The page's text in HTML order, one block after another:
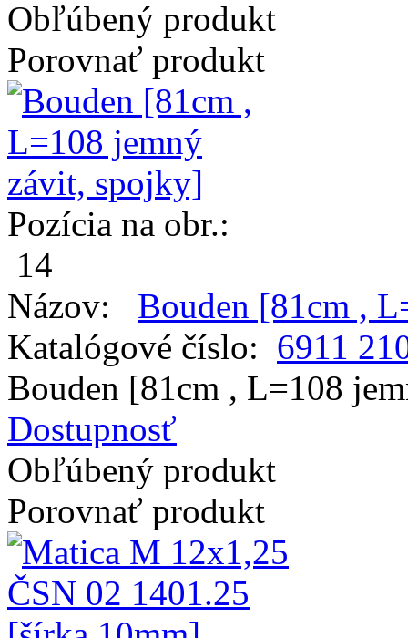
Obľúbený produkt
Porovnať produkt
Pozícia na obr.:
14
Názov: Bouden [81cm ,
Katalógové číslo: 6911
Bouden [81cm , L=108
Dostupnosť
Obľúbený produkt
Porovnať produkt